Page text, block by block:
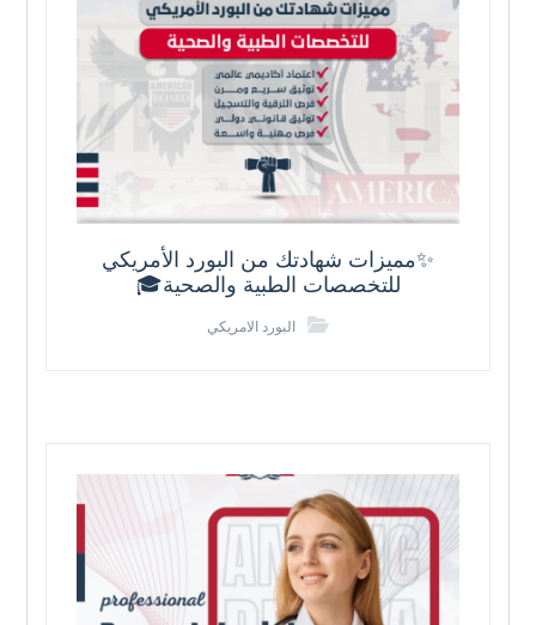
✨مميزات شهادتك من البورد الأمريكي
للتخصصات الطبية والصحية🎓
البورد الامريكي